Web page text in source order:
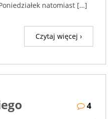
natomiast […]
Czytaj więcej ›
4